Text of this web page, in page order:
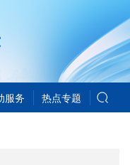
服务 热点专题